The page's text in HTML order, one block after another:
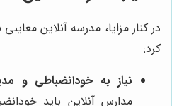
در کنار مزایا، مدرسه آنلاین
کرد:
نیاز به خودانضباطی و
مدارس آنلاین باید